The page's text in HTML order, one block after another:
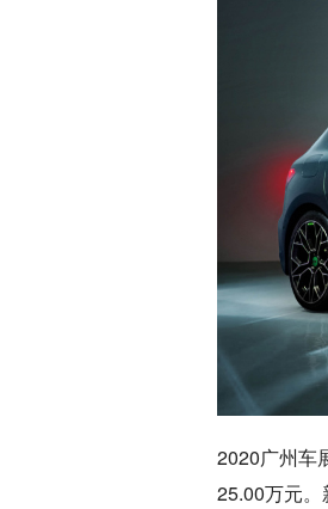
2020广州车
25.00万元。